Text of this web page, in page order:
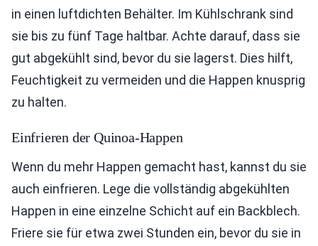
in einen luftdichten Behälter. Im Kühlschrank sind
sie bis zu fünf Tage haltbar. Achte darauf, dass sie
gut abgekühlt sind, bevor du sie lagerst. Dies hilft,
Feuchtigkeit zu vermeiden und die Happen knusprig
zu halten.
Einfrieren der Quinoa-Happen
Wenn du mehr Happen gemacht hast, kannst du sie
auch einfrieren. Lege die vollständig abgekühlten
Happen in eine einzelne Schicht auf ein Backblech.
Friere sie für etwa zwei Stunden ein, bevor du sie in